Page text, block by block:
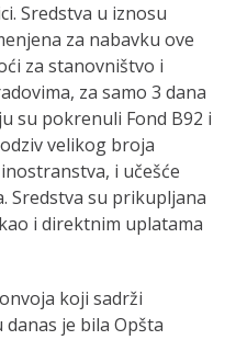
Sredstva u iznosu
za nabavku ove
za stanovništvo i
za samo 3 dana
su pokrenuli Fond B92 i
velikog broja
i učešće
Sredstva su prikupljana
i direktnim uplatama
koji sadrži
je bila Opšta